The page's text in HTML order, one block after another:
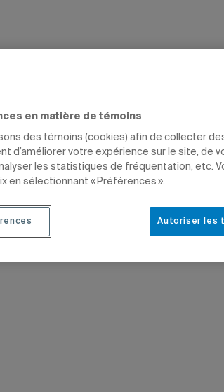
conviés à une
en matière de témoins
des témoins (cookies) afin de collecter
d’améliorer votre expérience sur le site, de
les statistiques de fréquentation, etc.
en sélectionnant « Préférences ».
Autoriser les